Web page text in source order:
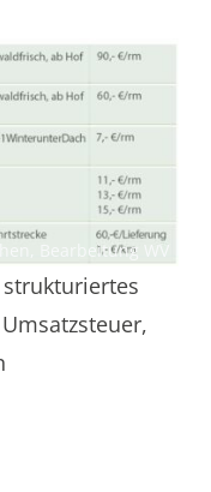
Bearbeitung WV